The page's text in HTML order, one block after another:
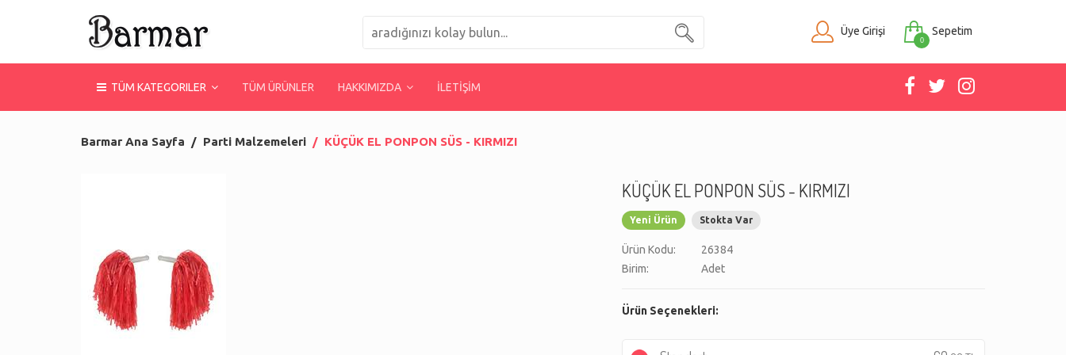
Üye Girişi
0
Sepetim
TÜM KATEGORILER TÜM ÜRÜNLER HAKKIMIZDA İLETİŞİM
Barmar Ana Sayfa Parti Malzemeleri KÜÇÜK EL PONPON SÜS - KIRMIZI
KÜÇÜK EL PONPON SÜS - KIRMIZI
Yeni Ürün Stokta Var
Ürün Kodu:
26384
Birim:
Adet
Ürün Seçenekleri: